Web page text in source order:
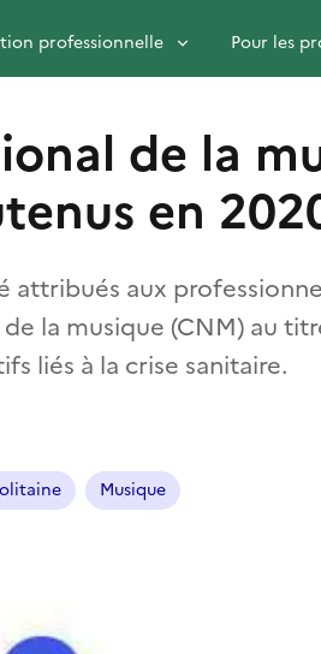
professionnelle Pour les
de la
en
attribués aux
la musique (CNM) au
liés à la crise sanitaire.
Musique